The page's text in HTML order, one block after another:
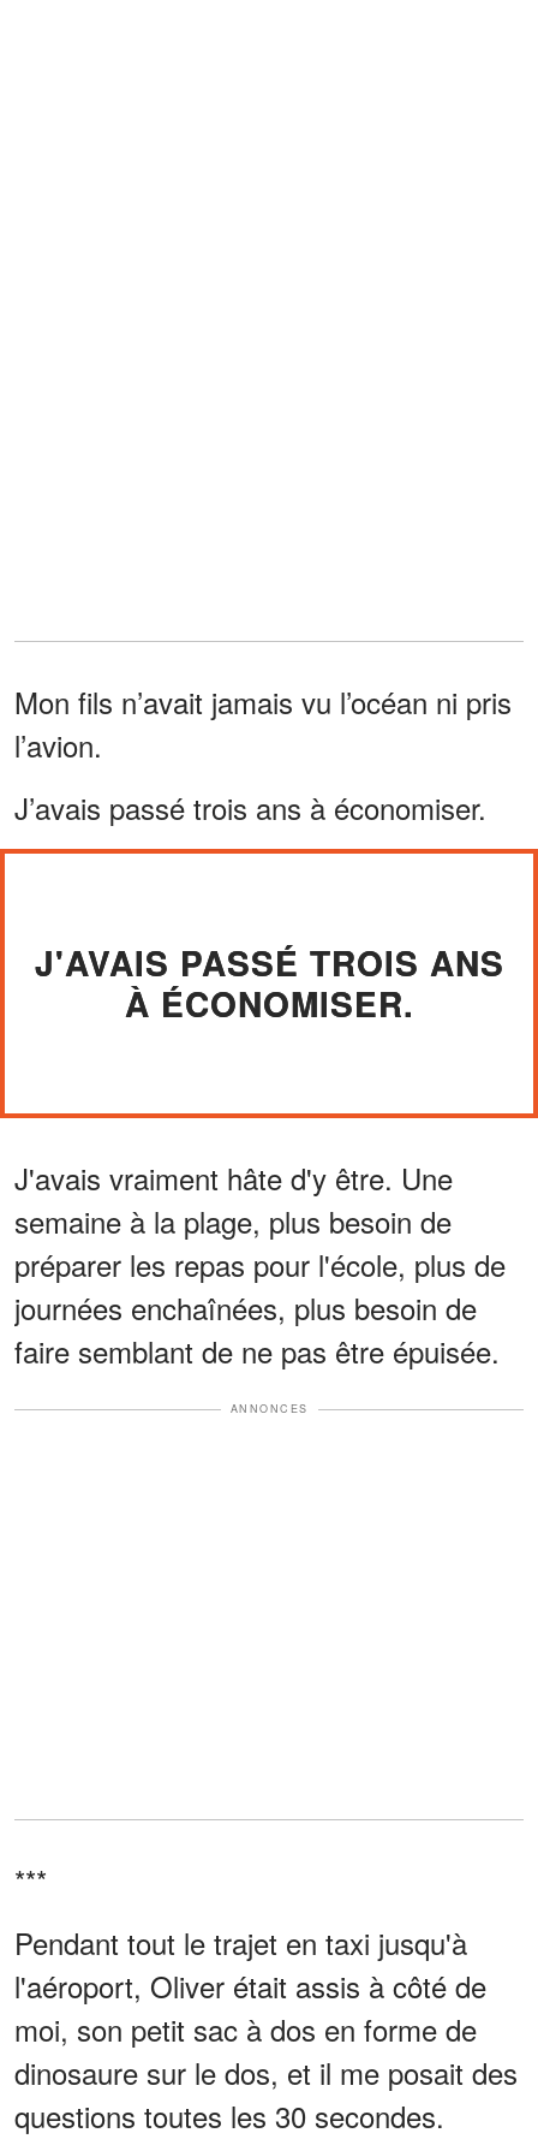
Mon fils n’avait jamais vu l’océan ni pris
l’avion.
J’avais passé trois ans à économiser.
J'AVAIS PASSÉ TROIS ANS
À ÉCONOMISER.
J'avais vraiment hâte d'y être. Une
semaine à la plage, plus besoin de
préparer les repas pour l'école, plus de
journées enchaînées, plus besoin de
faire semblant de ne pas être épuisée.
ANNONCES
***
Pendant tout le trajet en taxi jusqu'à
l'aéroport, Oliver était assis à côté de
moi, son petit sac à dos en forme de
dinosaure sur le dos, et il me posait des
questions toutes les 30 secondes.